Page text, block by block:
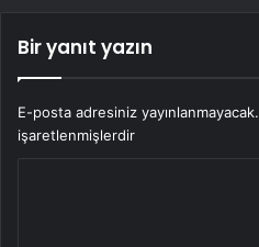
Bir yanıt yazın
E-posta adresiniz yayınlanmayacak.
işaretlenmişlerdir